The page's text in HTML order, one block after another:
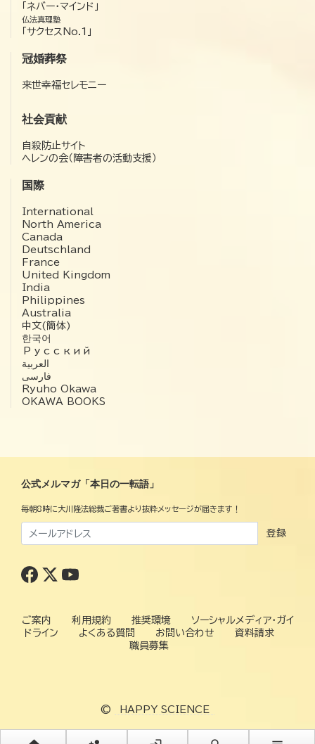
「ネバー・マインド」
仏法真理塾
「サクセスNo.1」
冠婚葬祭
来世幸福セレモニー
社会貢献
自殺防止サイト
ヘレンの会（障害者の活動支援）
国際
International
North America
Canada
Deutschland
France
United Kingdom
India
Philippines
Australia
中文(簡体)
한국어
Русский
العربية‏
فارسی
Ryuho Okawa
OKAWA BOOKS
公式メルマガ「本日の一転語」
毎朝8時に大川隆法総裁ご著書より抜粋メッセージが届きます！
登録
ご案内 利用規約 推奨環境
ソーシャルメディア・ガイ
ドライン
よくある質問 お問い合わせ
資料請求
職員募集
© HAPPY SCIENCE